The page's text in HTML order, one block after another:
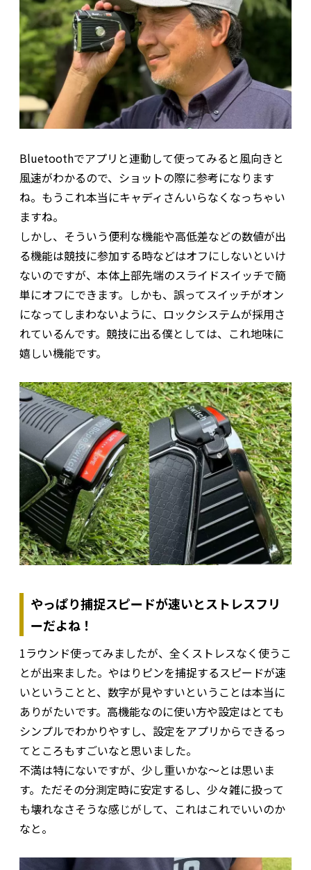
Bluetoothでアプリと連動して使ってみると風向きと
風速がわかるので、ショットの際に参考になります
ね。もうこれ本当にキャディさんいらなくなっちゃい
ますね。
しかし、そういう便利な機能や高低差などの数値が出
る機能は競技に参加する時などはオフにしないといけ
ないのですが、本体上部先端のスライドスイッチで簡
単にオフにできます。しかも、誤ってスイッチがオン
になってしまわないように、ロックシステムが採用さ
れているんです。競技に出る僕としては、これ地味に
嬉しい機能です。
やっぱり捕捉スピードが速いとストレスフリ
ーだよね！
1ラウンド使ってみましたが、全くストレスなく使うこ
とが出来ました。やはりピンを捕捉するスピードが速
いということと、数字が見やすいということは本当に
ありがたいです。高機能なのに使い方や設定はとても
シンプルでわかりやすし、設定をアプリからできるっ
てところもすごいなと思いました。
不満は特にないですが、少し重いかな〜とは思いま
す。ただその分測定時に安定するし、少々雑に扱って
も壊れなさそうな感じがして、これはこれでいいのか
なと。